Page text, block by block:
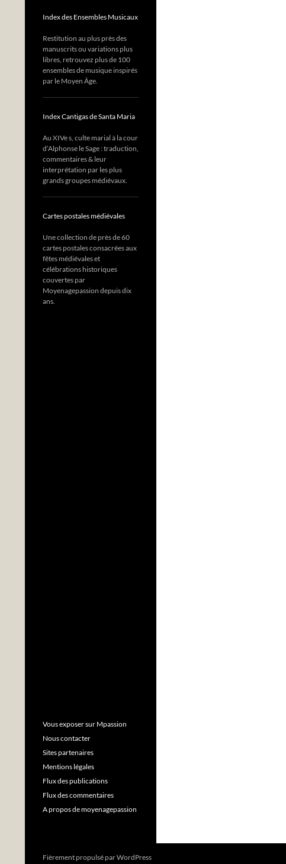
Index des Ensembles Musicaux
Restitution au plus près des
manuscrits ou variations plus
libres, retrouvez plus de 100
ensembles de musique inspirés
par le Moyen Âge.
Index Cantigas de Santa Maria
Au XIVe s, culte marial à la cour
d’Alphonse le Sage : traduction,
commentaires & leur
interprétation par les plus
grands groupes médiévaux.
Cartes postales médiévales
Une collection de près de 60
cartes postales consacrées aux
fêtes médiévales et
célébrations historiques
couvertes par
Moyenagepassion depuis dix
ans.
Vous exposer sur Mpassion
Nous contacter
Sites partenaires
Mentions légales
Flux des publications
Flux des commentaires
A propos de moyenagepassion
Fièrement propulsé par WordPress